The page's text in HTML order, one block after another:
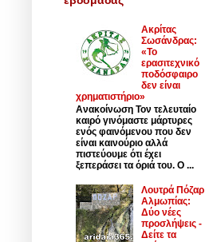
Ακρίτας
Σωσάνδρας:
«Το
ερασιτεχνικό
ποδόσφαιρο
δεν είναι
χρηματιστήριο»
Ανακοίνωση Τον τελευταίο
καιρό γινόμαστε μάρτυρες
ενός φαινόμενου που δεν
είναι καινούριο αλλά
πιστεύουμε ότι έχει
ξεπεράσει τα όριά του. Ο ...
Λουτρά Πόζαρ
Αλμωπίας:
Δύο νέες
προσλήψεις -
Δείτε τα